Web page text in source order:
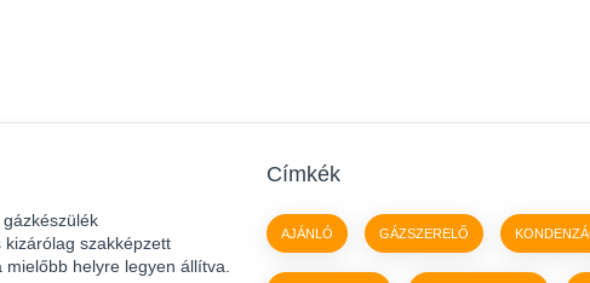
szakképzett
helyre legyen állítva.
Címkék
AJÁNLÓ GÁZSZERELŐ